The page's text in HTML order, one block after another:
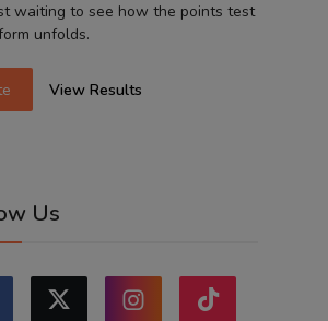
waiting to see how the points test
unfolds.
View Results
Us